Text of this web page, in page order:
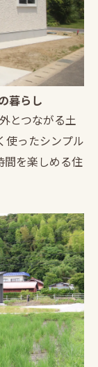
暮らし
とつながる土
使ったシンプル
間を楽しめる住